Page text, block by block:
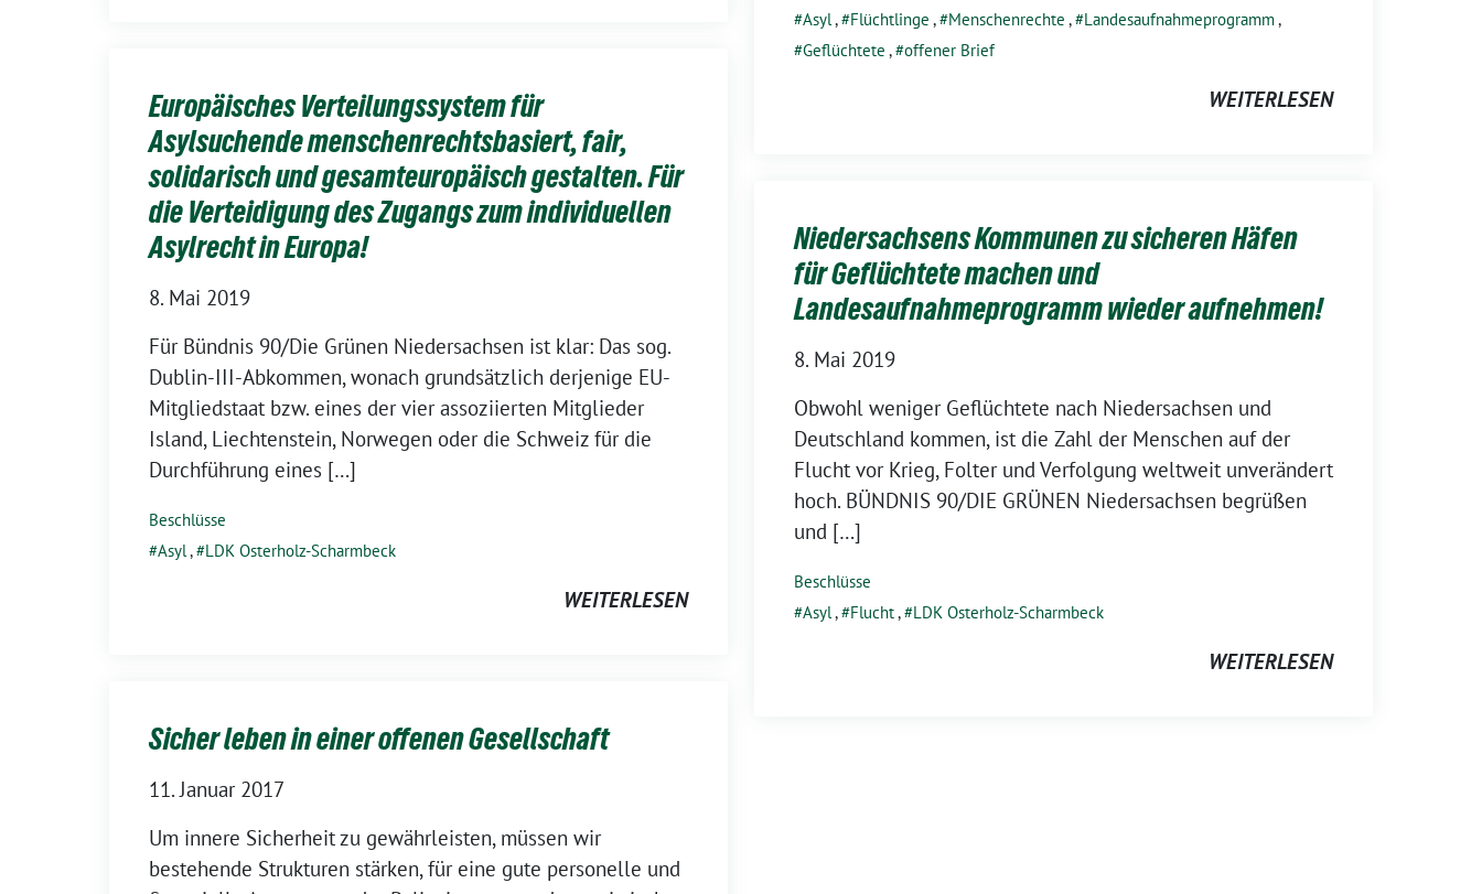
Asyl , Flüchtlinge , Menschenrechte , Landesaufnahmeprogramm,
Geflüchtete , offener Brief
WEITERLESEN
Europäisches Verteilungssystem für
Asylsuchende menschenrechtsbasiert, fair,
solidarisch und gesamteuropäisch gestalten. Für
die Verteidigung des Zugangs zum individuellen
Asylrecht in Europa!
8. Mai 2019
Für Bündnis 90/Die Grünen Niedersachsen ist klar: Das sog.
Dublin-III-Abkommen, wonach grundsätzlich derjenige EU-
Mitgliedstaat bzw. eines der vier assoziierten Mitglieder
Island, Liechtenstein, Norwegen oder die Schweiz für die
Durchführung eines […]
Beschlüsse
Asyl, LDK Osterholz-Scharmbeck
WEITERLESEN
Niedersachsens Kommunen zu sicheren Häfen
für Geflüchtete machen und
Landesaufnahmeprogramm wieder aufnehmen!
8. Mai 2019
Obwohl weniger Geflüchtete nach Niedersachsen und
Deutschland kommen, ist die Zahl der Menschen auf der
Flucht vor Krieg, Folter und Verfolgung weltweit unverändert
hoch. BÜNDNIS 90/DIE GRÜNEN Niedersachsen begrüßen
und […]
Beschlüsse
Asyl , Flucht, LDK Osterholz-Scharmbeck
WEITERLESEN
Sicher leben in einer offenen Gesellschaft
11. Januar 2017
Um innere Sicherheit zu gewährleisten, müssen wir
bestehende Strukturen stärken, für eine gute personelle und